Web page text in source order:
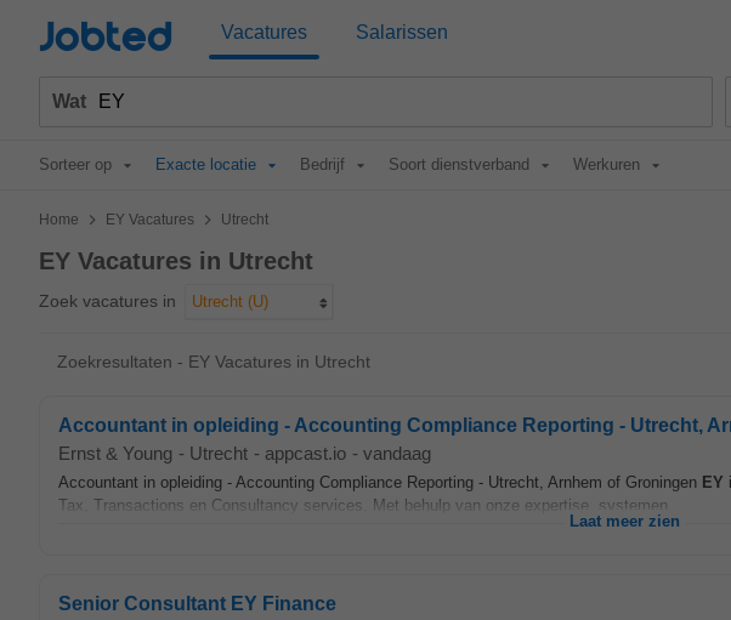
Jobted Vacatures Salarissen
Wat
Sorteer op Exacte locatie Bedrijf Soort dienstverband Werkuren
Home > EY Vacatures > Utrecht
EY Vacatures in Utrecht
Zoek vacatures in Utrecht (U)
Zoekresultaten - EY Vacatures in Utrecht
Accountant in opleiding - Accounting Compliance Reporting - Utrecht,
Ernst & Young - Utrecht - appcast.io - vandaag
Accountant in opleiding - Accounting Compliance Reporting - Utrecht, Arnhem of Groningen EY
Tax, Transactions en Consultancy services. Met behulp van onze expertise, systemen...
Laat meer zien
Senior Consultant EY Finance